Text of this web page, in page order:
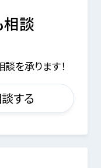
相談
を承ります！
する